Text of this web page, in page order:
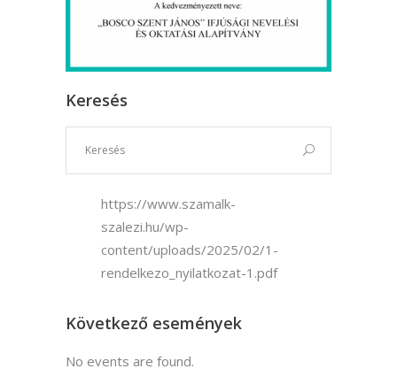
Keresés
https://www.szamalk-
szalezi.hu/wp-
content/uploads/2025/02/1-
rendelkezo_nyilatkozat-1.pdf
Következő események
No events are found.